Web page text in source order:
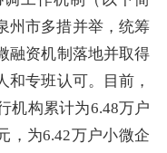
州市多措并举，统筹
融资机制落地并取得
和专班认可。目前，
机构累计为6.48万户
，为6.42万户小微企